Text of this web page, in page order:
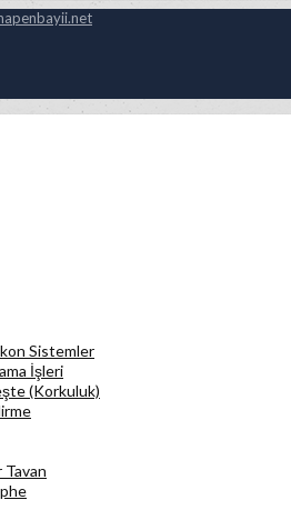
Sistemler
İşleri
(Korkuluk)
Tavan